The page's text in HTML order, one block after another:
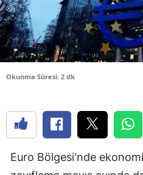
Okunma Süresi: 2 dk
Euro Bölgesi'nde